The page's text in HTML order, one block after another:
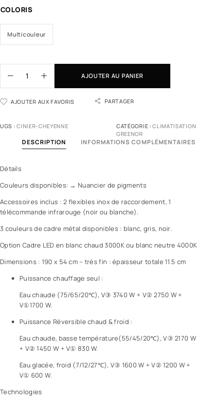
COLORIS
Multicouleur
AJOUTER AU PANIER
AJOUTER AUX FAVORIS PARTAGER
UGS :CINIER-CHEYENNE CATÉGORIE :CLIMATISATION
GREENOR
DESCRIPTION INFORMATIONS COMPLÉMENTAIRES
Détails
Couleurs disponibles: → Nuancier de pigments
Accessoires inclus : 2 flexibles inox de raccordement, 1
télécommande infrarouge (noir ou blanche).
3 couleurs de cadre métal disponibles : blanc, gris, noir.
Option Cadre LED en blanc chaud 3000K ou blanc neutre 4000K
Dimensions : 190 x 54 cm – très fin : épaisseur totale 11.5 cm
Puissance chauffage seul :
Eau chaude (75/65/20℃), V③ 3740 W + V② 2750 W +
V①1700 W.
Puissance Réversible chaud & froid :
Eau chaude, basse température(55/45/20℃), V③ 2170 W
+ V② 1450 W + V① 830 W.
Eau glacée, froid (7/12/27℃), V③ 1600 W + V② 1200 W +
V① 600 W.
Technologies